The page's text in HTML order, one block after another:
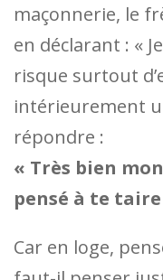
maçonnerie, le
en déclarant : «
risque surtout
intérieurement
répondre :
« Très bien
pensé à te taire
Car en loge,